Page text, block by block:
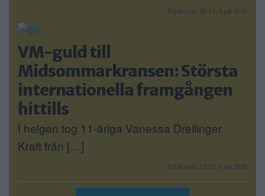
Publicerad 08:17, 9 juli 2026
VM-guld till
Midsommarkransen: Största
internationella framgången
hittills
I helgen tog 11-åriga Vanessa Dreilinger
Kraft från […]
Publicerad 17:02, 6 juli 2026